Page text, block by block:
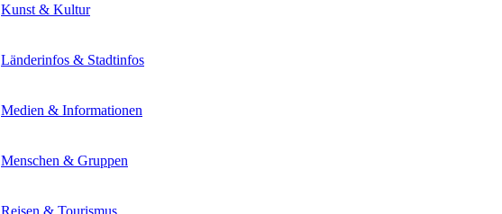
Kunst & Kultur
Länderinfos & Stadtinfos
Medien & Informationen
Menschen & Gruppen
Reisen & Tourismus